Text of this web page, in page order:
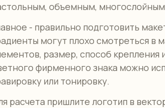
объемным, многослойным
- правильно подготовить
могут плохо смотреться в
размер, способ крепления
фирменного знака можно
или тонировку.
расчета пришлите логотип в